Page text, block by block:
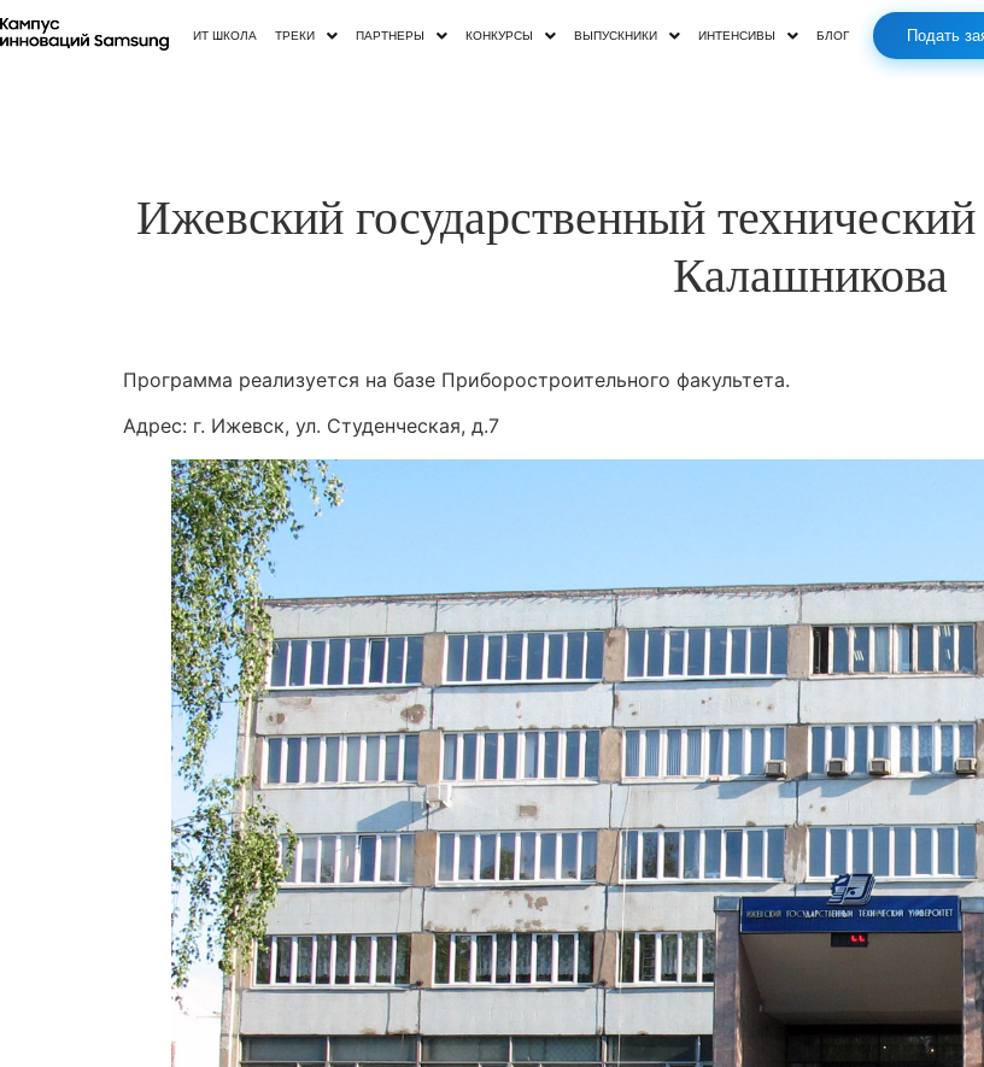
ИТ ШКОЛА ТРЕКИ ПАРТНЕРЫ КОНКУРСЫ ВЫПУСКНИКИ ИНТЕНСИВЫ БЛОГ Подать
Ижевский государственный
Калашникова
Программа реализуется на базе Приборостроительного факультета.
Адрес: г. Ижевск, ул. Студенческая, д.7